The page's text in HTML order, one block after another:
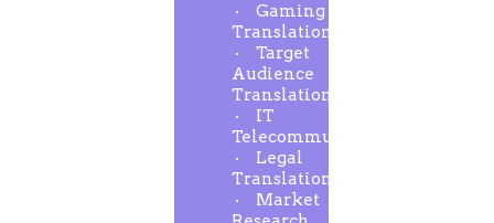
Gaming
Translation
Target
Audience
Translation
IT
Telecommunication
Legal
Translation
Market